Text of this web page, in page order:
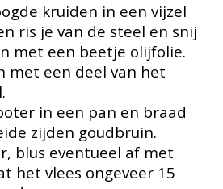
kruiden in een vijzel
ris je van de steel en snij
met een beetje olijfolie.
met een deel van het
in een pan en braad
zijden goudbruin.
blus eventueel af met
het vlees ongeveer 15